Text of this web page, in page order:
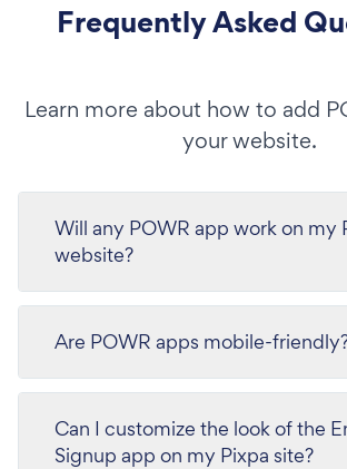
Frequently Asked
Learn more about how to add
your website.
Will any POWR app work on my
website?
Are POWR apps mobile-
Can I customize the look of the
Signup app on my Pixpa site?